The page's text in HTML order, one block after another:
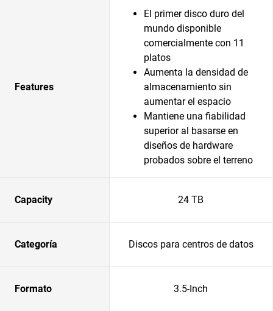
Features
El primer disco duro del
mundo disponible
comercialmente con 11
platos
Aumenta la densidad de
almacenamiento sin
aumentar el espacio
Mantiene una fiabilidad
superior al basarse en
diseños de hardware
probados sobre el terreno
Capacity 24 TB
Categoría Discos para centros de datos
Formato 3.5-Inch